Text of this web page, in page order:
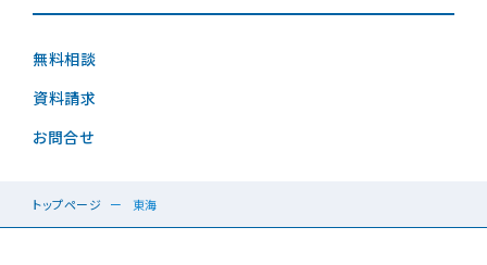
無料相談
資料請求
お問合せ
トップページ 東海